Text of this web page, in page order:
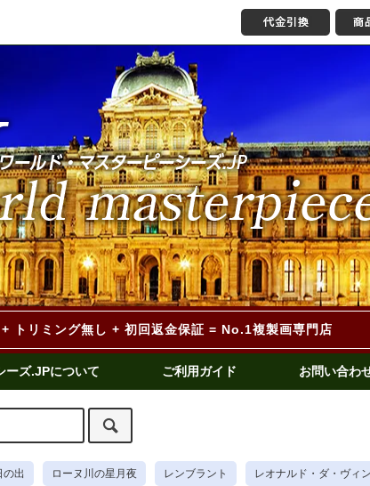
トリミング無し + 初回返金保証 = No.1複製画専門店
ーズ.JPについて ご利用ガイド お問い合わ
の出 ローヌ川の星月夜 レンブラント レオナルド・ダ・ヴィ